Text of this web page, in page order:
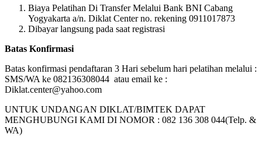
Biaya Pelatihan Di Transfer Melalui Bank BNI Cabang
Yogyakarta a/n. Diklat Center no. rekening 0911017873
Dibayar langsung pada saat registrasi
Batas Konfirmasi
Batas konfirmasi pendaftaran 3 Hari sebelum hari pelatihan melalui :
SMS/WA ke 082136308044 atau email ke :
Diklat.center@yahoo.com
UNTUK UNDANGAN DIKLAT/BIMTEK DAPAT
MENGHUBUNGI KAMI DI NOMOR : 082 136 308 044(Telp. &
WA)